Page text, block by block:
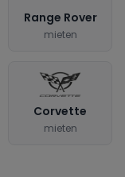
Range Rover
mieten
Corvette
mieten